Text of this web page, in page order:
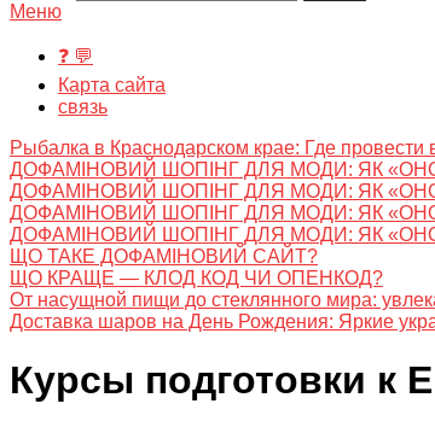
Меню
❓ 💬
Карта сайта
связь
Рыбалка в Краснодарском крае: Где провести
ДОФАМІНОВИЙ ШОПІНГ ДЛЯ МОДИ: ЯК
ДОФАМІНОВИЙ ШОПІНГ ДЛЯ МОДИ: ЯК
ДОФАМІНОВИЙ ШОПІНГ ДЛЯ МОДИ: ЯК
ДОФАМІНОВИЙ ШОПІНГ ДЛЯ МОДИ: ЯК
ЩО ТАКЕ ДОФАМІНОВИЙ САЙТ?
ЩО КРАЩЕ — КЛОД КОД ЧИ ОПЕНКОД?
От насущной пищи до стеклянного мира:
Доставка шаров на День Рождения: Яркие
Курсы подготовки к